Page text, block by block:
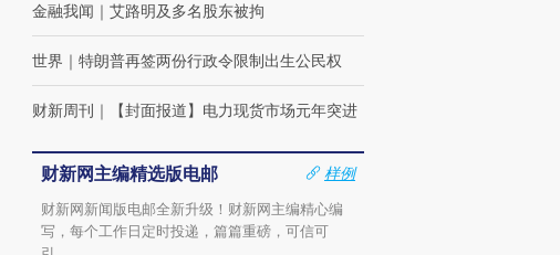
金融我闻 ｜ 艾路明及多名股东被拘
世界 ｜ 特朗普再签两份行政令限制出生公民权
财新周刊 ｜ 【封面报道】电力现货市场元年突进
财新网主编精选版电邮
样例
财新网新闻版电邮全新升级！财新网主编精心编
写，每个工作日定时投递，篇篇重磅，可信可